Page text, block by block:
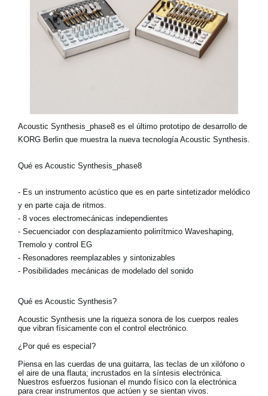
Acoustic Synthesis_phase8 es el último prototipo de desarrollo de
KORG Berlin que muestra la nueva tecnología Acoustic Synthesis.
Qué es Acoustic Synthesis_phase8
- Es un instrumento acústico que es en parte sintetizador melódico
y en parte caja de ritmos.
- 8 voces electromecánicas independientes
- Secuenciador con desplazamiento polirrítmico Waveshaping,
Tremolo y control EG
- Resonadores reemplazables y sintonizables
- Posibilidades mecánicas de modelado del sonido
Qué es Acoustic Synthesis?
Acoustic Synthesis une la riqueza sonora de los cuerpos reales
que vibran físicamente con el control electrónico.
¿Por qué es especial?
Piensa en las cuerdas de una guitarra, las teclas de un xilófono o
el aire de una flauta; incrustados en la síntesis electrónica.
Nuestros esfuerzos fusionan el mundo físico con la electrónica
para crear instrumentos que actúen y se sientan vivos.